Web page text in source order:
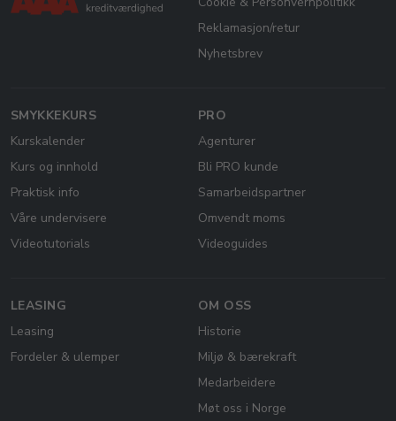
Reklamasjon/retur
Nyhetsbrev
SMYKKEKURS
Kurskalender
Kurs og innhold
Praktisk info
Våre undervisere
Videotutorials
PRO
Agenturer
Bli PRO kunde
Samarbeidspartner
Omvendt moms
Videoguides
LEASING
Leasing
Fordeler & ulemper
OM OSS
Historie
Miljø & bærekraft
Medarbeidere
Møt oss i Norge